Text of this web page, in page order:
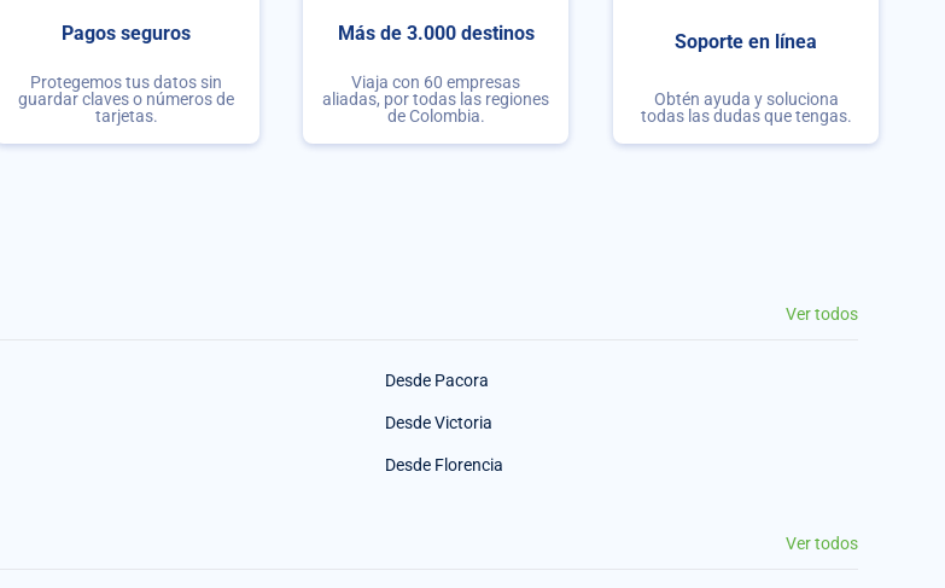
Pagos seguros
Protegemos tus datos sin
guardar claves o números de
tarjetas.
Más de 3.000 destinos
Viaja con 60 empresas
aliadas, por todas las regiones
de Colombia.
Soporte en línea
Obtén ayuda y soluciona
todas las dudas que tengas.
Ver todos
Desde Pacora
Desde Victoria
Desde Florencia
Ver todos